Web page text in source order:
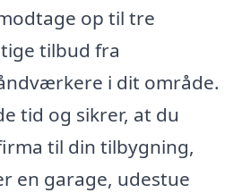
op til tre
tilbud fra
i dit område.
tid og sikrer, at du
til din tilbygning,
en garage, udestue